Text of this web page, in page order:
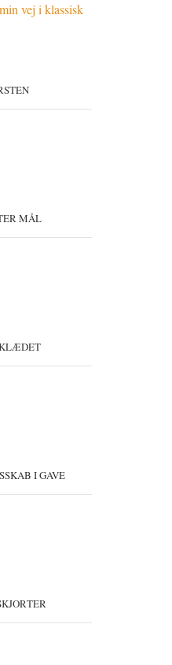
vej i klassisk
MÅL
I GAVE